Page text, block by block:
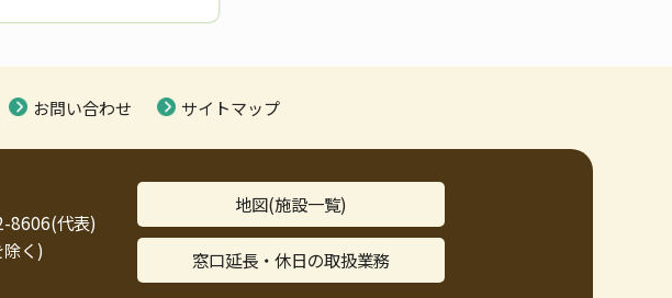
お問い合わせ サイトマップ
8606(代表)
く)
地図(施設一覧)
窓口延長・休日の取扱業務